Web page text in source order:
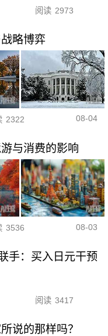
阅读 2973
略博弈
2322 08-04
与消费的影响
3536 08-03
手：买入日元干预
阅读 3417
说的那样吗？